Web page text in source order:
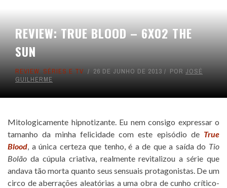
REVIEW: TRUE BLOOD – 6X02 THE
SUN
REVIEW, SÉRIES E TV 26 DE JUNHO DE 2013 POR JOSÉ
GUILHERME
Mitologicamente hipnotizante. Eu nem consigo expressar o
tamanho da minha felicidade com este episódio de True
Blood, a única certeza que tenho, é a de que a saída do Tio
Bolão da cúpula criativa, realmente revitalizou a série que
andava tão morta quanto seus sensuais protagonistas. De um
circo de aberrações aleatórias a uma obra de cunho crítico-